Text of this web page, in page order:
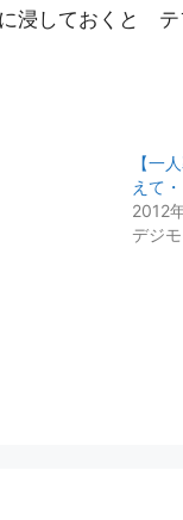
しておくと テ
【一
えて・
2012
デジモ